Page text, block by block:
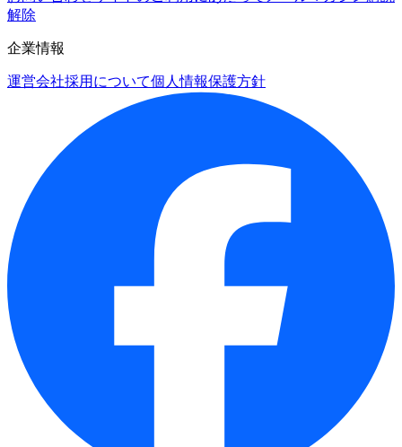
解除
企業情報
運営会社採用について個人情報保護方針